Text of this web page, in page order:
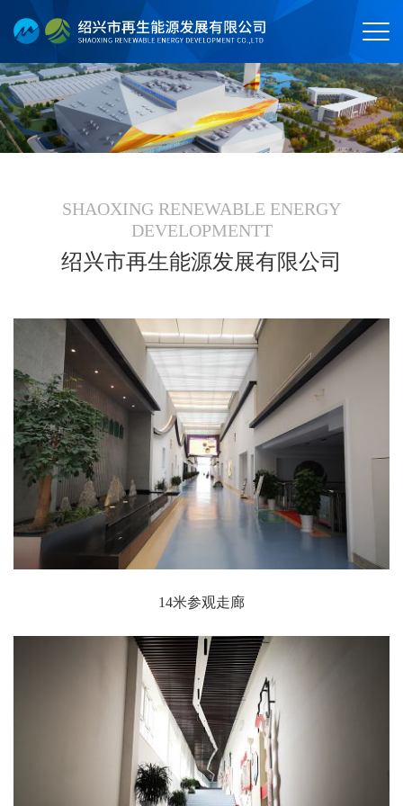
SHAOXING RENEWABLE ENERGY
DEVELOPMENTT
绍兴市再生能源发展有限公司
14米参观走廊